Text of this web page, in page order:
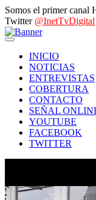
Somos el primer canal
Twitter @InetTvDigital
INICIO
NOTICIAS
ENTREVISTAS
COBERTURA
CONTACTO
SEÑAL
YOUTUBE
FACEBOOK
TWITTER